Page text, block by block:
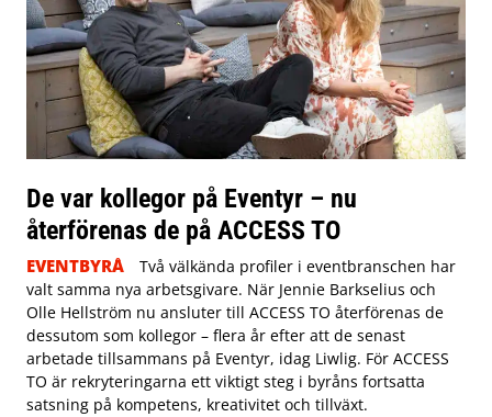
De var kollegor på Eventyr – nu
återförenas de på ACCESS TO
EVENTBYRÅ
Två välkända profiler i eventbranschen har
valt samma nya arbetsgivare. När Jennie Barkselius och
Olle Hellström nu ansluter till ACCESS TO återförenas de
dessutom som kollegor – flera år efter att de senast
arbetade tillsammans på Eventyr, idag Liwlig. För ACCESS
TO är rekryteringarna ett viktigt steg i byråns fortsatta
satsning på kompetens, kreativitet och tillväxt.